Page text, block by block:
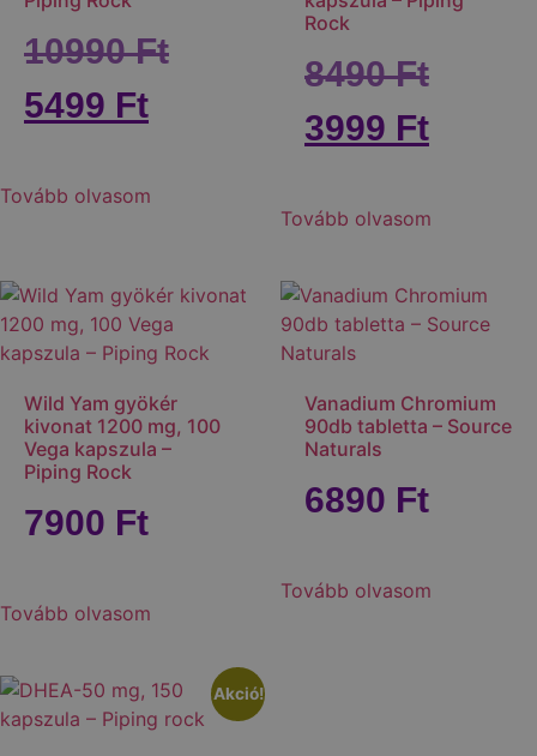
10990Ft
5499 Ft
Tovább olvasom
Rock
8490Ft
3999 Ft
Tovább olvasom
Wild Yam gyökér
kivonat 1200 mg, 100
Vega kapszula –
Piping Rock
7900 Ft
Tovább olvasom
Vanadium Chromium
90db tabletta – Source
Naturals
6890 Ft
Tovább olvasom
Akció!